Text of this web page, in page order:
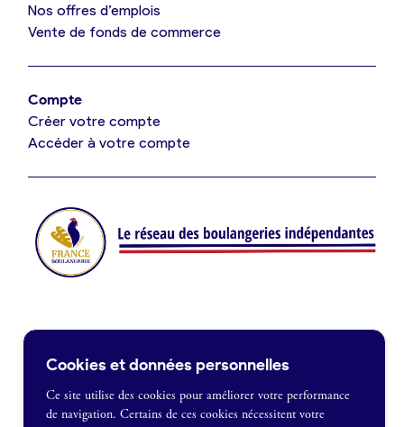
Offres d’emploi
Je suis fournisseur
Je crée mon compte
Nos offres d’emplois
Vente de fonds de commerce
Compte
Créer votre compte
Accéder à votre compte
Je souhaite être recontacté
Cookies et données personnelles
Ce site utilise des cookies pour améliorer votre performance
de navigation. Certains de ces cookies nécessitent votre